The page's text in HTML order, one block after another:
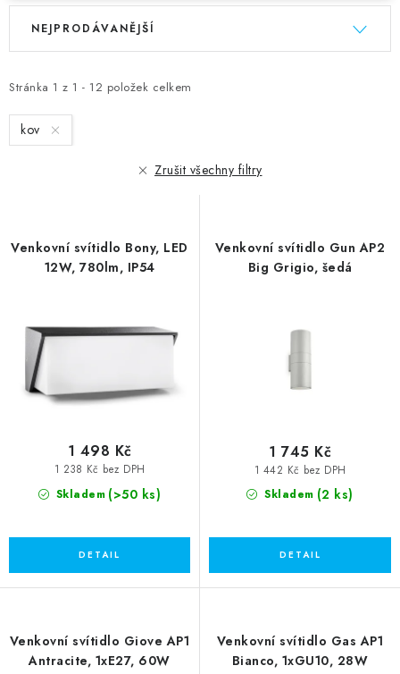
V
i
s
p
u
Stránka 1 z 1 - 12 položek celkem
Ř
e
n
í
d
NEJPRODÁVANĚJŠÍ
kov
Zrušit všechny filtry
Venkovní svítidlo Bony, LED
12W, 780lm, IP54
Skladem (>50 ks)
1 238 Kč bez DPH
1 498 Kč
Venkovní svítidlo Gun AP2
Big Grigio, šedá
Skladem (2 ks)
1 442 Kč bez DPH
1 745 Kč
Venkovní svítidlo Giove AP1
Antracite, 1xE27, 60W
Venkovní svítidlo Gas AP1
Bianco, 1xGU10, 28W